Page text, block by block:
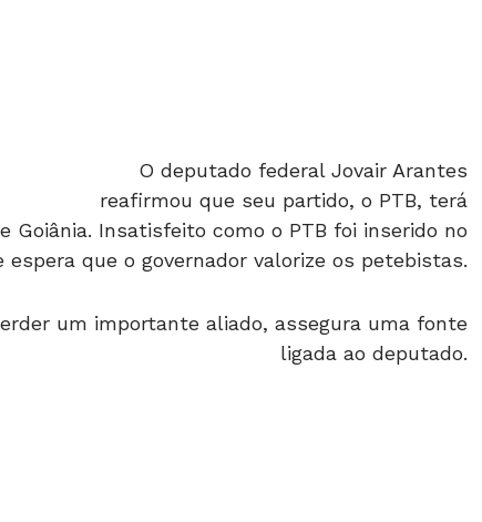
O deputado federal Jovair Arantes
reafirmou que seu partido, o PTB, terá
Goiânia. Insatisfeito como o PTB foi inserido no
espera que o governador valorize os petebistas.
um importante aliado, assegura uma fonte
ligada ao deputado.